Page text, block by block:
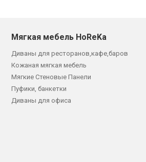
Мягкая мебель HoReKa
Диваны для ресторанов,кафе,баров
Кожаная мягкая мебель
Мягкие Стеновые Панели
Пуфики, банкетки
Диваны для офиса